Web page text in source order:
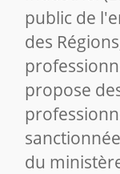
public de
des
propose
du